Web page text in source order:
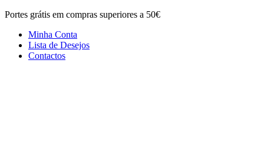
Portes grátis em compras superiores a 50€
Minha Conta
Lista de Desejos
Contactos